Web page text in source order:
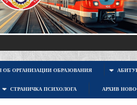
ОБ ОРГАНИЗАЦИИ ОБРАЗОВАНИЯ
СТРАНИЧКА ПСИХОЛОГА АРХИВ